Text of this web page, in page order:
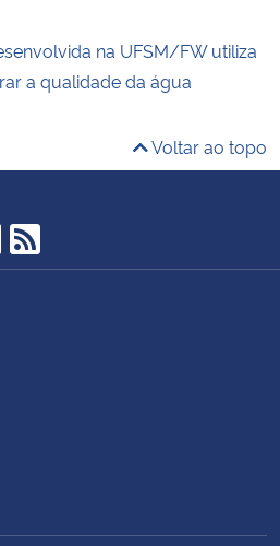
na UFSM/FW utiliza
a qualidade da água
Voltar ao topo
RSS